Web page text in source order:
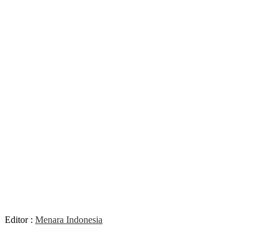
Editor : Menara Indonesia